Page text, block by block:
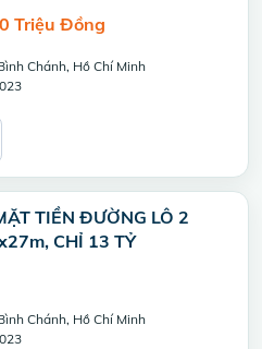
Triệu Đồng
Chánh, Hồ Chí Minh
TIỀN ĐƯỜNG LÔ 2
CHỈ 13 TỶ
Chánh, Hồ Chí Minh